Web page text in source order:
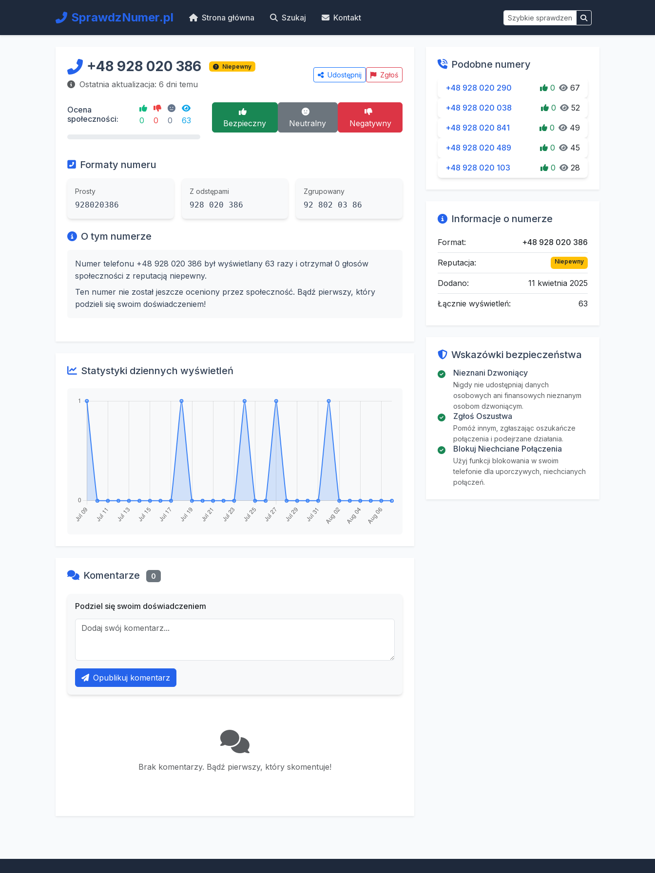
SprawdzNumer.pl Strona główna Szukaj Kontakt
+48 928 020 386 Niepewny
Ostatnia aktualizacja: 6 dni temu
Udostępnij Zgłoś
Ocena
społeczności:
0 0 0 63 Bezpieczny Neutralny Negatywny
Formaty numeru
Prosty
928020386
Z odstępami
928 020 386
Zgrupowany
92 802 03 86
O tym numerze
Numer telefonu +48 928 020 386 był wyświetlany 63 razy i otrzymał 0 głosów
społeczności z reputacją niepewny.
Ten numer nie został jeszcze oceniony przez społeczność. Bądź pierwszy, który
podzieli się swoim doświadczeniem!
Statystyki dziennych wyświetleń
Komentarze 0
Podziel się swoim doświadczeniem
Opublikuj komentarz
Brak komentarzy. Bądź pierwszy, który skomentuje!
Podobne numery
+48 928 020 290 0 67
+48 928 020 038 0 52
+48 928 020 841 0 49
+48 928 020 489 0 45
+48 928 020 103 0 28
Informacje o numerze
Format: +48 928 020 386
Reputacja: Niepewny
Dodano: 11 kwietnia 2025
Łącznie wyświetleń: 63
Wskazówki bezpieczeństwa
Nieznani Dzwoniący
Nigdy nie udostępniaj danych
osobowych ani finansowych nieznanym
osobom dzwoniącym.
Zgłoś Oszustwa
Pomóż innym, zgłaszając oszukańcze
połączenia i podejrzane działania.
Blokuj Niechciane Połączenia
Użyj funkcji blokowania w swoim
telefonie dla uporczywych, niechcianych
połączeń.